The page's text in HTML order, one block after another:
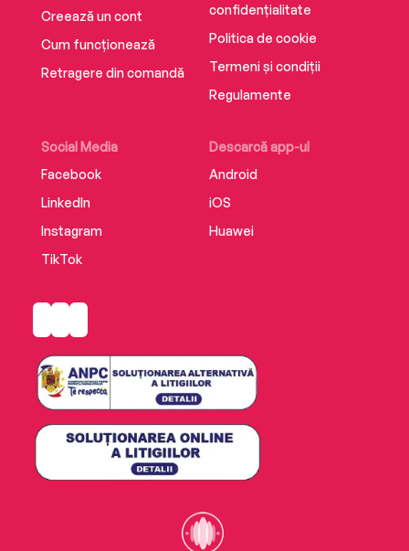
Creează un cont
Cum funcționează
Retragere din comandă
Social Media
Facebook
LinkedIn
Instagram
TikTok
Descarcă app-ul
Android
iOS
Huawei
confidențialitate
Politica de cookie
Termeni și condiții
Regulamente